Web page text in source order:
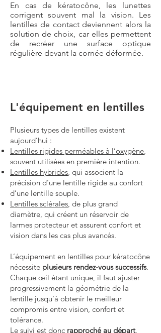
En cas de kératocône, les lunettes
corrigent souvent mal la vision. Les
lentilles de contact deviennent alors la
solution de choix, car elles permettent
de recréer une surface optique
régulière devant la cornée déformée.
Plusieurs types de lentilles existent
aujourd’hui :
Lentilles rigides perméables à l’oxygène,
souvent utilisées en première intention.
Lentilles hybrides, qui associent la
précision d’une lentille rigide au confort
d’une lentille souple.
Lentilles sclérales, de plus grand
diamètre, qui créent un réservoir de
larmes protecteur et assurent confort et
vision dans les cas plus avancés.
L’équipement en lentilles pour kératocône
nécessite plusieurs rendez-vous successifs.
Chaque œil étant unique, il faut ajuster
progressivement la géométrie de la
lentille jusqu’à obtenir le meilleur
compromis entre vision, confort et
tolérance.
Le suivi est donc rapproché au départ,
L'équipement en lentilles